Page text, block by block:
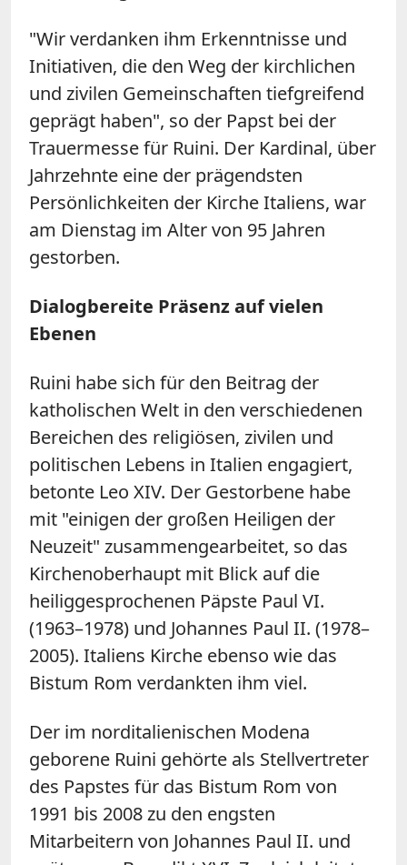
"Wir verdanken ihm Erkenntnisse und
Initiativen, die den Weg der kirchlichen
und zivilen Gemeinschaften tiefgreifend
geprägt haben", so der Papst bei der
Trauermesse für Ruini. Der Kardinal, über
Jahrzehnte eine der prägendsten
Persönlichkeiten der Kirche Italiens, war
am Dienstag im Alter von 95 Jahren
gestorben.
Dialogbereite Präsenz auf vielen
Ebenen
Ruini habe sich für den Beitrag der
katholischen Welt in den verschiedenen
Bereichen des religiösen, zivilen und
politischen Lebens in Italien engagiert,
betonte Leo XIV. Der Gestorbene habe
mit "einigen der großen Heiligen der
Neuzeit" zusammengearbeitet, so das
Kirchenoberhaupt mit Blick auf die
heiliggesprochenen Päpste Paul VI.
(1963–1978) und Johannes Paul II. (1978–
2005). Italiens Kirche ebenso wie das
Bistum Rom verdankten ihm viel.
Der im norditalienischen Modena
geborene Ruini gehörte als Stellvertreter
des Papstes für das Bistum Rom von
1991 bis 2008 zu den engsten
Mitarbeitern von Johannes Paul II. und